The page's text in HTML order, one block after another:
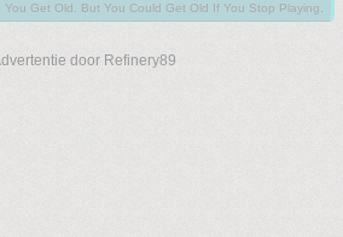
Get Old. But You Could Get Old If You Stop Playing.
door Refinery89